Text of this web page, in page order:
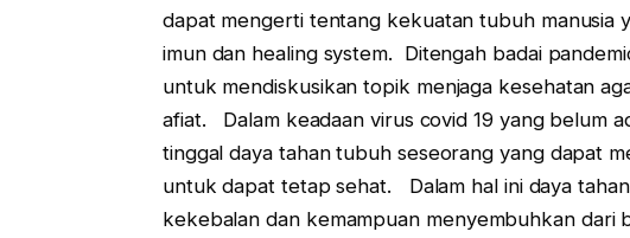
dapat mengerti tentang kekuatan tubuh manusia
imun dan healing system. Ditengah badai
untuk mendiskusikan topik menjaga kesehatan
afiat. Dalam keadaan virus covid 19 yang belum
tinggal daya tahan tubuh seseorang yang dapat
untuk dapat tetap sehat. Dalam hal ini daya
kekebalan dan kemampuan menyembuhkan dari